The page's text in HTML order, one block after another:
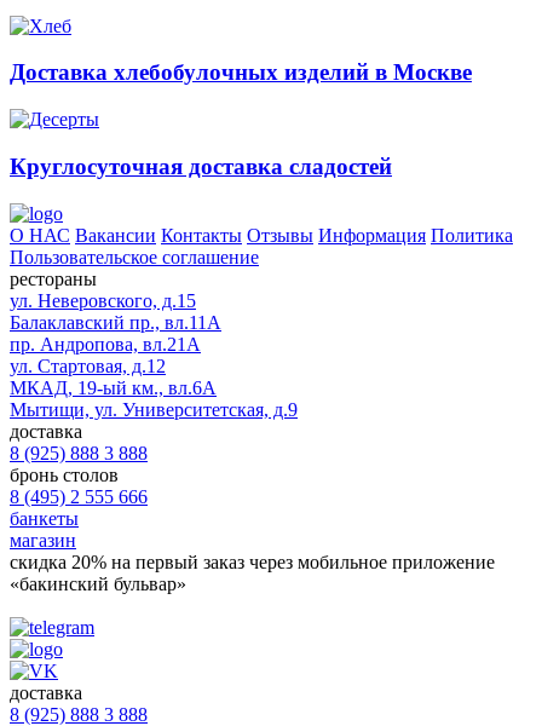
Доставка хлебобулочных изделий в Москве
Круглосуточная доставка сладостей
О НАС Вакансии Контакты Отзывы Информация Политика
Пользовательское соглашение
рестораны
ул. Неверовского, д.15
Балаклавский пр., вл.11А
пр. Андропова, вл.21А
ул. Стартовая, д.12
МКАД, 19-ый км., вл.6А
Мытищи, ул. Университетская, д.9
доставка
8 (925) 888 3 888
бронь столов
8 (495) 2 555 666
банкеты
магазин
скидка 20% на первый заказ через мобильное приложение
«бакинский бульвар»
доставка
8 (925) 888 3 888